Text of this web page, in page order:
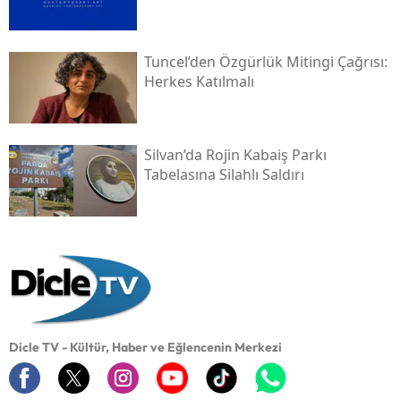
Tuncel’den Özgürlük Mitingi Çağrısı:
Herkes Katılmalı
Silvan’da Rojin Kabaiş Parkı
Tabelasına Silahlı Saldırı
Dicle TV - Kültür, Haber ve Eğlencenin Merkezi